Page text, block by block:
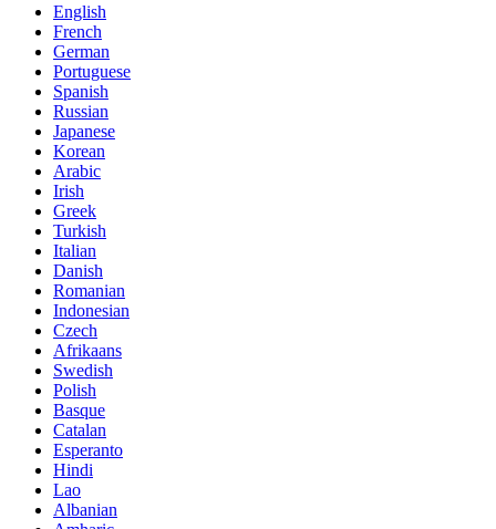
English
French
German
Portuguese
Spanish
Russian
Japanese
Korean
Arabic
Irish
Greek
Turkish
Italian
Danish
Romanian
Indonesian
Czech
Afrikaans
Swedish
Polish
Basque
Catalan
Esperanto
Hindi
Lao
Albanian